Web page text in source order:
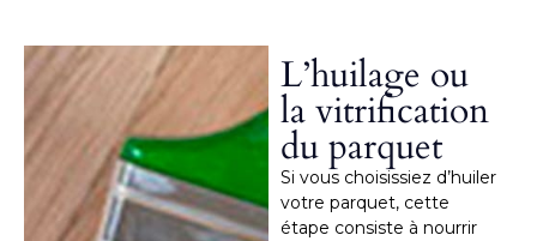
L’huilage ou
la vitrification
du parquet
Si vous choisissiez d’huiler
votre parquet, cette
étape consiste à nourrir